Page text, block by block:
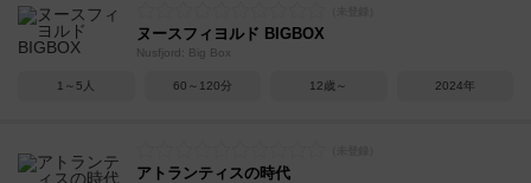
ヌースフィヨルド BIGBOX
Nusfjord: Big Box
1～5人 60～120分 12歳～ 2024年
アトランティスの時代